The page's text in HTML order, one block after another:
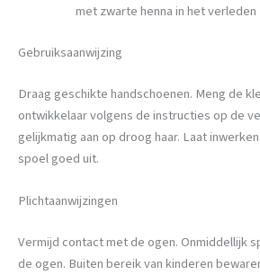
met zwarte henna in het verleden
Gebruiksaanwijzing
Draag geschikte handschoenen. Meng de
ontwikkelaar volgens de instructies op de
gelijkmatig aan op droog haar. Laat
spoel goed uit.
Plichtaanwijzingen
Vermijd contact met de ogen. Onmiddellijk
de ogen. Buiten bereik van kinderen